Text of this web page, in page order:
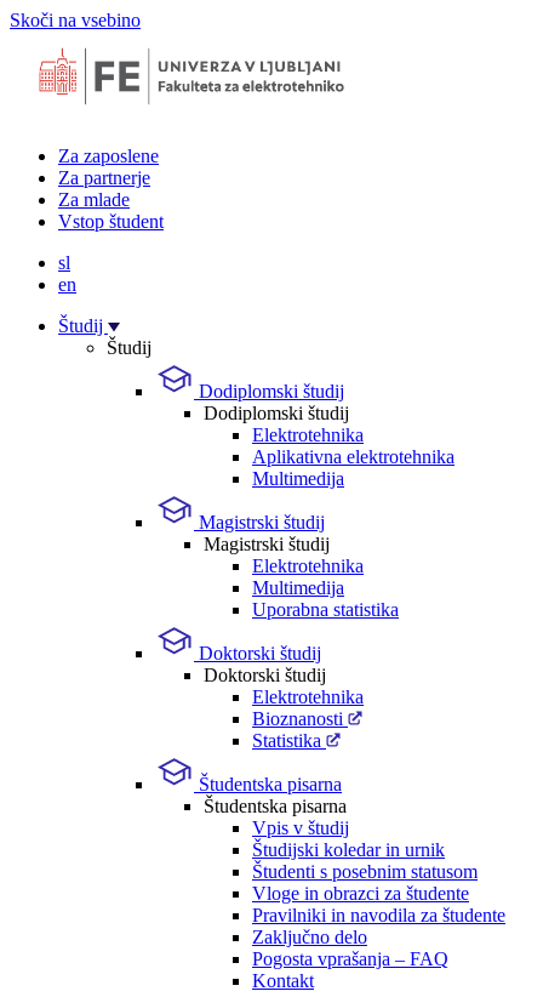
Skoči na vsebino
Za zaposlene
Za partnerje
Za mlade
Vstop študent
sl
en
Študij
Študij
Dodiplomski študij
Dodiplomski študij
Elektrotehnika
Aplikativna elektrotehnika
Multimedija
Magistrski študij
Magistrski študij
Elektrotehnika
Multimedija
Uporabna statistika
Doktorski študij
Doktorski študij
Elektrotehnika
Bioznanosti
Statistika
Študentska pisarna
Študentska pisarna
Vpis v študij
Študijski koledar in urnik
Študenti s posebnim statusom
Vloge in obrazci za študente
Pravilniki in navodila za študente
Zaključno delo
Pogosta vprašanja – FAQ
Kontakt